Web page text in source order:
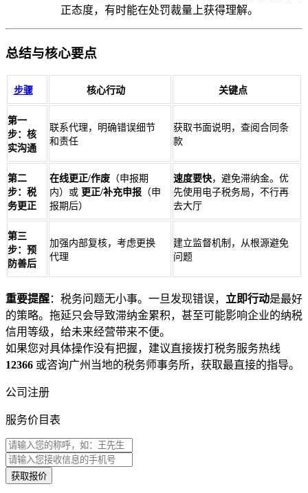
正态度，有时能在处罚裁量上获得理解。
总结与核心要点
步骤 核心行动 关键点
第一
步：核
实沟通
联系代理，明确错误细节
和责任
获取书面说明，查阅合同条
款
第二
步：税
务更正
在线更正/作废 （申报期
内）或 更正/补充申报 （申
报期后）
速度要快，避免滞纳金。优
先使用电子税务局，不行再
去大厅
第三
步：预
防善后
加强内部复核，考虑更换
代理
建立监督机制，从根源避免
问题
重要提醒：税务问题无小事。一旦发现错误， 立即行动是最好
的策略。拖延只会导致滞纳金累积，甚至可能影响企业的纳税
信用等级，给未来经营带来不便。
如果您对具体操作没有把握，建议直接拨打税务服务热线
12366 或咨询广州当地的税务师事务所，获取最直接的指导。
公司注册
服务价目表
获取报价